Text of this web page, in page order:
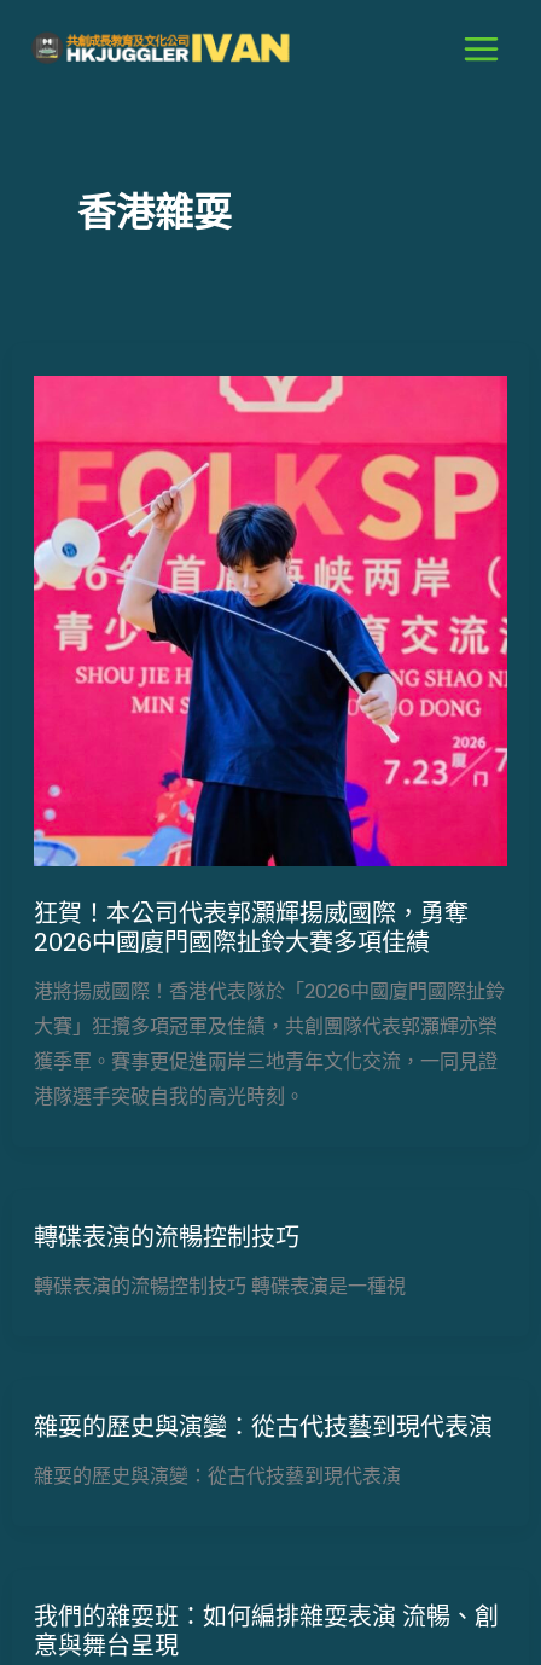
香港雜耍
狂賀！本公司代表郭灝輝揚威國際，勇奪
2026中國廈門國際扯鈴大賽多項佳績
港將揚威國際！香港代表隊於「2026中國廈門國際扯鈴
大賽」狂攬多項冠軍及佳績，共創團隊代表郭灝輝亦榮
獲季軍。賽事更促進兩岸三地青年文化交流，一同見證
港隊選手突破自我的高光時刻。
轉碟表演的流暢控制技巧
轉碟表演的流暢控制技巧 轉碟表演是一種視
雜耍的歷史與演變：從古代技藝到現代表演
雜耍的歷史與演變：從古代技藝到現代表演
我們的雜耍班：如何編排雜耍表演 流暢、創
意與舞台呈現